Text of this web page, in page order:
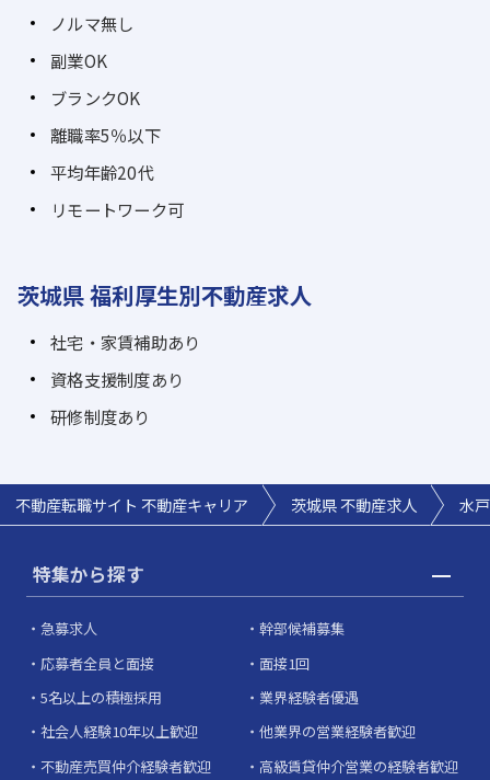
ノルマ無し
副業OK
ブランクOK
離職率5％以下
平均年齢20代
リモートワーク可
茨城県 福利厚生別不動産求人
社宅・家賃補助あり
資格支援制度あり
研修制度あり
不動産転職サイト 不動産キャリア 茨城県 不動産求人 水
特集から探す
急募求人
幹部候補募集
応募者全員と面接
面接1回
5名以上の積極採用
業界経験者優遇
社会人経験10年以上歓迎
他業界の営業経験者歓迎
不動産売買仲介経験者歓迎
高級賃貸仲介営業の経験者歓迎